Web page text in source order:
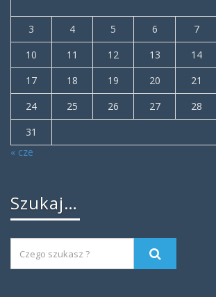
3
4 5 6 7
10
11 12 13 14
17
18 19 20 21
24
25 26 27 28
31
« cze
Szukaj…